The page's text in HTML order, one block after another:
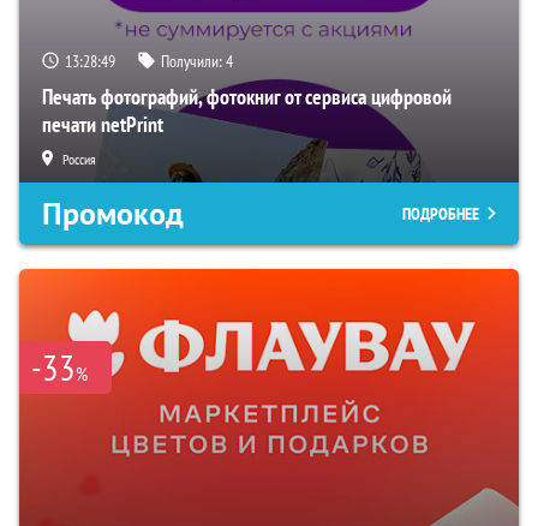
13:28:48 Получили:4
Печать фотографий, фотокниг от сервиса цифровой
печати netPrint
Россия
Промокод ПОДРОБНЕЕ
-33%